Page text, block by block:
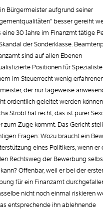
Feldes wird nicht öffentlich zugänglich
Bürgermeister aufgrund seiner
besser gereiht
eine 30 Jahre im Finanzmt tätige
der Sonderklasse.
sind auf allen Ebenen
Positionen für
im Steuerrecht wenig
der nur tageweise
ordentlich geleitet werden
Strobl hat recht, das ist purer
zum Zuge kommt. Das Gericht
Fragen: Wozu braucht ein
eines Politikers, wenn er
Rechtsweg der Bewerbung
Offenbar, weil er bei der
für ein Finanzamt
nicht noch einmal riskieren
entsprechende ihn ablehnende